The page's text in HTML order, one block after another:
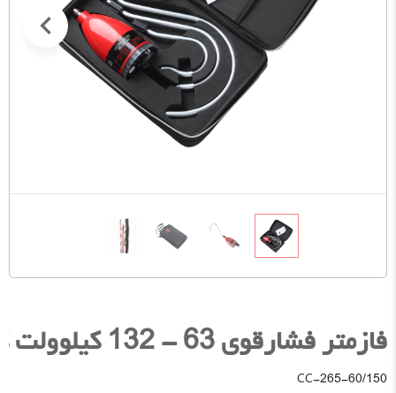
فازمتر فشارقوی 63 - 132 کیلوولت کاتو فرانسه
CC-265-60/150